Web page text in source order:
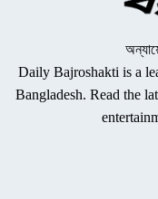
Daily Bajroshakti is a
Bangladesh. Read the